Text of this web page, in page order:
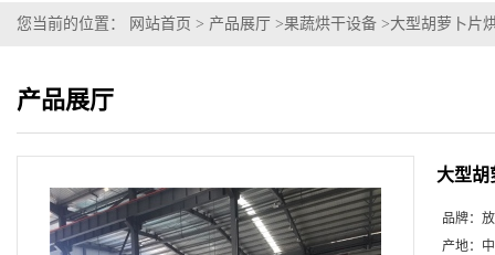
您当前的位置： 网站首页 > 产品展厅 >果蔬烘干设备 >大型胡萝卜片
产品展厅
大型胡
品牌：
产地：